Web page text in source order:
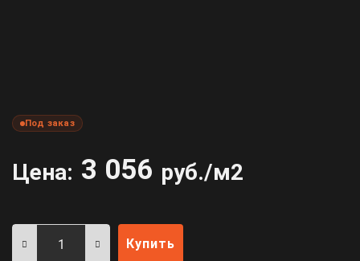
Под заказ
Цена: 3 056 руб./м2
Купить